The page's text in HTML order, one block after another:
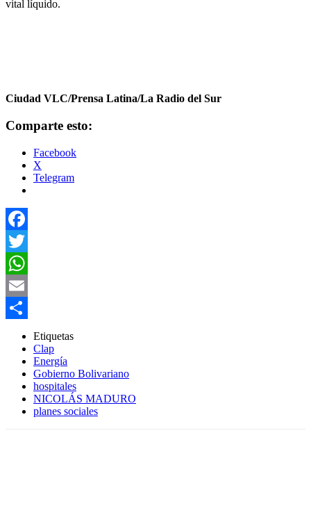
vital líquido.
Ciudad VLC/Prensa Latina/La Radio del Sur
Comparte esto:
Facebook
X
Telegram
Facebook
Twitter
WhatsApp
Email
Compartir
Etiquetas
Clap
Energía
Gobierno Bolivariano
hospitales
NICOLÁS MADURO
planes sociales